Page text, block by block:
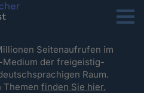
Menu
Seitenaufrufen im
Medium der freigeistig-
Raum.
Themenfinden Sie hier.